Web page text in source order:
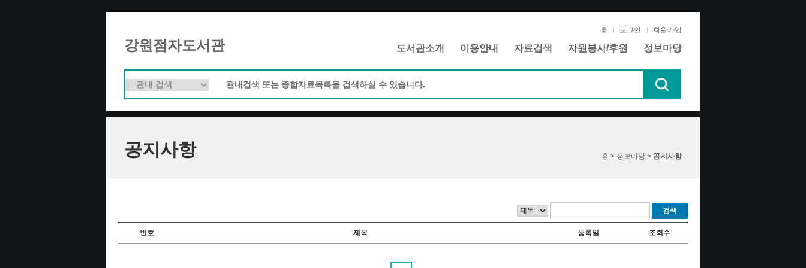
강원점자도서관
홈 로그인 회원가입
도서관소개 이용안내 자료검색 자원봉사/후원 정보마당
공지사항 홈 > 정보마당 > 공지사항
검색
번호 제목 등록일 조회수